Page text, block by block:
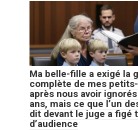
Ma belle-fille a exigé la
complète de mes
après nous avoir
ans, mais ce que l’un
dit devant le juge a figé
d’audience